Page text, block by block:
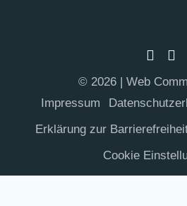
© 2026 | Web
Impres­sum
Erklä­rung zur
Coo­kie